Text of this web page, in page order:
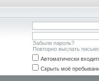
Забыли пароль?
Повторно выслать
Автоматически
Скрыть моё